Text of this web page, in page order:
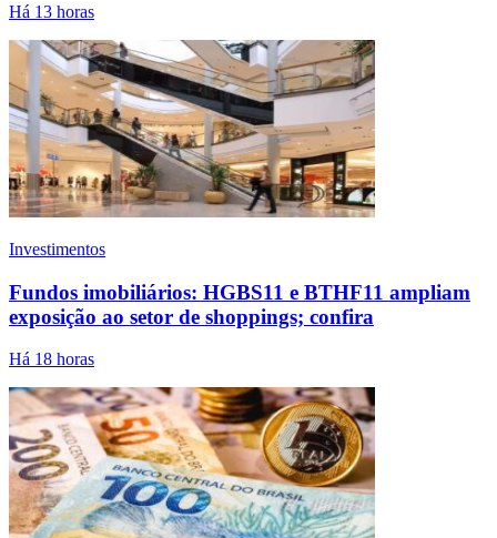
Há 13 horas
Investimentos
Fundos imobiliários: HGBS11 e BTHF11 ampliam
exposição ao setor de shoppings; confira
Há 18 horas